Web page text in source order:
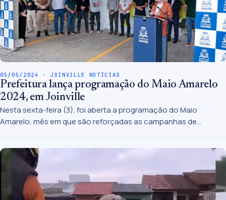
05/05/2024 · JOINVILLE NOTÍCIAS
Prefeitura lança programação do Maio Amarelo
2024, em Joinville
Nesta sexta-feira (3), foi aberta a programação do Maio
Amarelo, mês em que são reforçadas as campanhas de
Pública de Trânsito do Detrans (Eptran) da Prefeitura, o Maio
Amarelo de 2024 tem o tema “Paz no trânsito começa por